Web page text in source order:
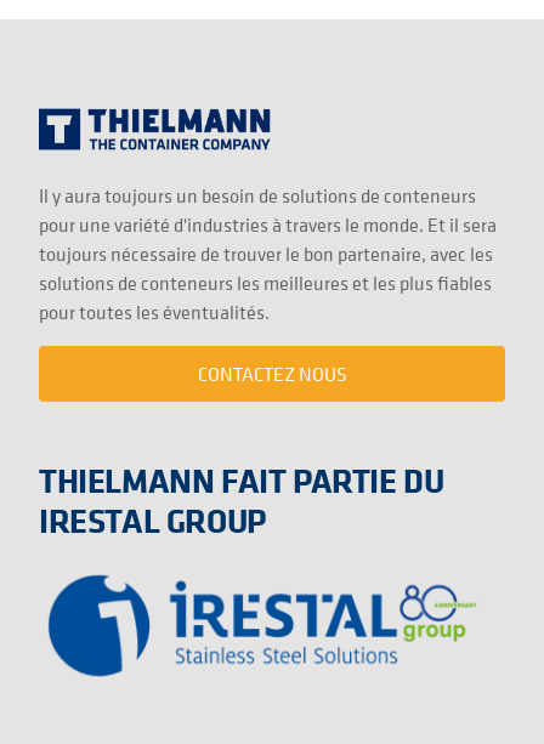
Il y aura toujours un besoin de solutions de conteneurs
pour une variété d'industries à travers le monde. Et il sera
toujours nécessaire de trouver le bon partenaire, avec les
solutions de conteneurs les meilleures et les plus fiables
pour toutes les éventualités.
CONTACTEZ NOUS
THIELMANN FAIT PARTIE DU
IRESTAL GROUP